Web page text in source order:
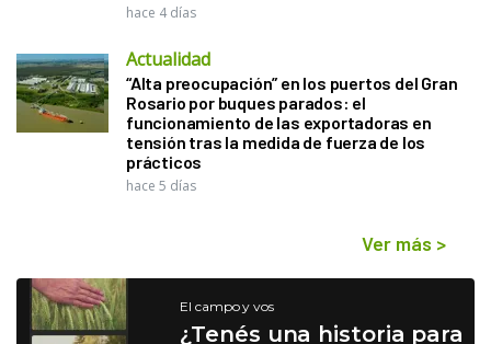
hace 4 días
Actualidad
“Alta preocupación” en los puertos del Gran
Rosario por buques parados: el
funcionamiento de las exportadoras en
tensión tras la medida de fuerza de los
prácticos
hace 5 días
Ver más >
El campo y vos
¿Tenés una historia para